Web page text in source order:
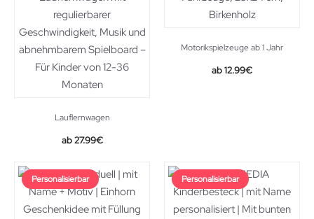
Lauflernwagen
Original
was:
37.99€.
27.99€Current
27.99€.
Motorikspielzeuge ab 1 Jahr
Original
12.99€Current
Personalisierbar Personalisierbar